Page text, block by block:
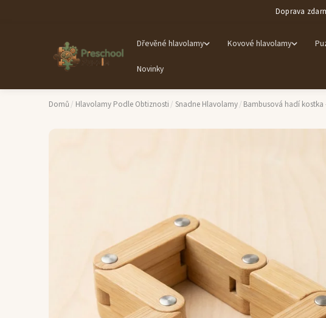
Doprava
Dřevěné hlavolamy Kovové hlavolamy
Novinky
Domů / Hlavolamy Podle Obtiznosti / Snadne Hlavolamy/ Bambusová hadí